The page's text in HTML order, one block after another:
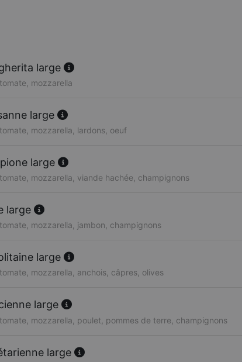
large
mozzarella
large
mozzarella, lardons, oeuf
large
mozzarella, viande hachée, champignons
large
mozzarella, jambon, champignons
large
mozzarella, anchois, câpres, olives
large
mozzarella, poulet, pommes de terre, champignons
large